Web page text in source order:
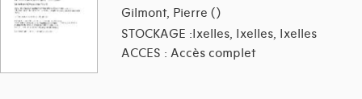
Gilmont, Pierre ()
STOCKAGE :Ixelles, Ixelles, Ixelles
ACCES : Accès complet